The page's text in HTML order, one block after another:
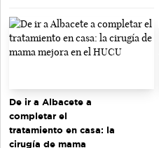
De ir a Albacete a
completar el
tratamiento en casa: la
cirugía de mama